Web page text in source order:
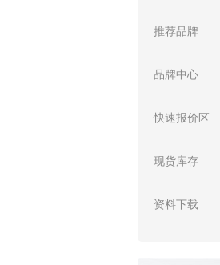
推荐品牌
品牌中心
快速报价区
现货库存
资料下载